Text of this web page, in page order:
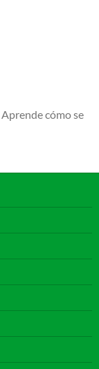
Aprende cómo se